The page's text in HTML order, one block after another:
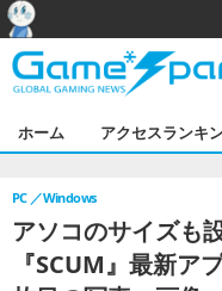
ホーム アクセスランキ
アソコのサイズも
『SCUM』最新
PC Windows